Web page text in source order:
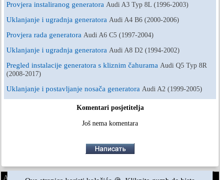
Provjera instaliranog generatora Audi A3 Typ 8L (1996-2003)
Uklanjanje i ugradnja generatora Audi A4 B6 (2000-2006)
Provjera rada generatora Audi A6 C5 (1997-2004)
Uklanjanje i ugradnja generatora Audi A8 D2 (1994-2002)
Pregled instalacije generatora s kliznim čahurama Audi Q5 Typ 8R
(2008-2017)
Uklanjanje i postavljanje nosača generatora Audi A2 (1999-2005)
Komentari posjetitelja
Još nema komentara
AudiManual.ru © 2017-2026·Puna verzija·Povratne informacije